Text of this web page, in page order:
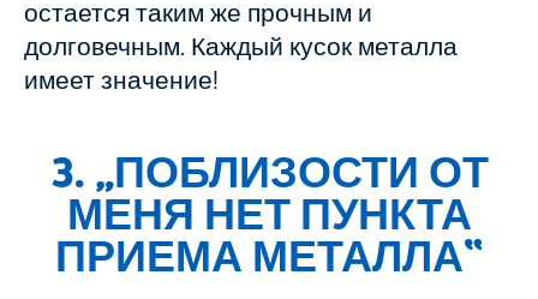
остается таким же прочным и
долговечным. Каждый кусок металла
имеет значение!
3. „ПОБЛИЗОСТИ ОТ
МЕНЯ НЕТ ПУНКТА
ПРИЕМА МЕТАЛЛА“